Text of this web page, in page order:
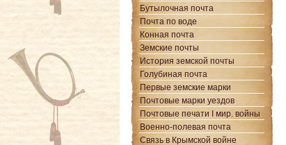
Бутылочная почта
Почта по воде
Конная почта
Земские почты
История земской почты
Голубиная почта
Первые земские марки
Почтовые марки уездов
Почтовые печати I мир. войны
Военно-полевая почта
Связь в Крымской войне